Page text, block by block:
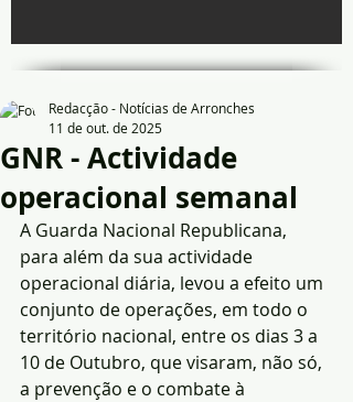
GNR - Actividade
operacional semanal
Redacção - Notícias de Arronches
11 de out. de 2025
A Guarda Nacional Republicana,
para além da sua actividade
operacional diária, levou a efeito um
conjunto de operações, em todo o
território nacional, entre os dias 3 a
10 de Outubro, que visaram, não só,
a prevenção e o combate à